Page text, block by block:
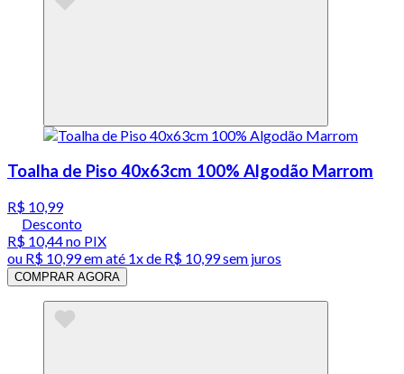
Toalha de Piso 40x63cm 100% Algodão Marrom
R$ 10,99
Desconto
R$ 10,44no PIX
ou R$ 10,99em até 1x de R$ 10,99sem juros
COMPRAR AGORA